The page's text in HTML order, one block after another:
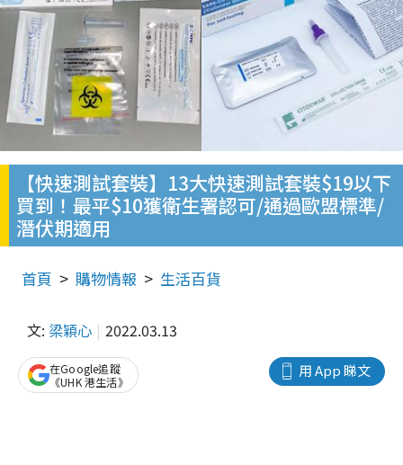
【快速測試套裝】13大快速測試套裝$19以下
買到！最平$10獲衛生署認可/通過歐盟標準/
潛伏期適用
首頁 購物情報 生活百貨
文: 梁穎心 2022.03.13
用 App 睇文
在Google追蹤
《UHK 港生活》